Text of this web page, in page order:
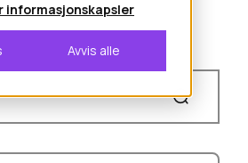
informasjonskapsler
Avvis alle